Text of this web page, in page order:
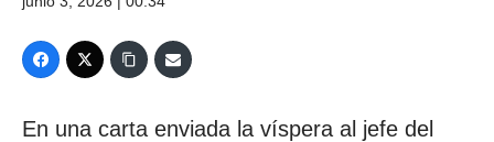
En una carta enviada la víspera al jefe del